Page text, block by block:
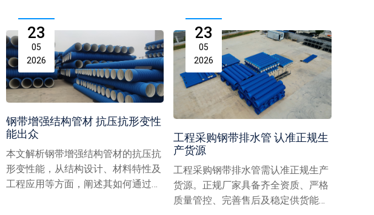
23
05
2026
钢带增强结构管材 抗压抗形变性
能出众
本文解析钢带增强结构管材的抗压抗
形变性能，从结构设计、材料特性及
工程应用等方面，阐述其如何通过复
23
05
2026
工程采购钢带排水管 认准正规生
产货源
工程采购钢带排水管需认准正规生产
货源。正规厂家具备齐全资质、严格
质量管控、完善售后及稳定供货能